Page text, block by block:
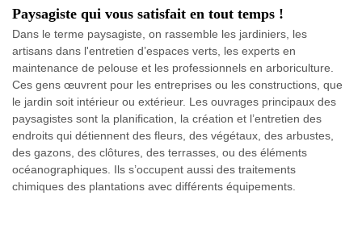
Paysagiste qui vous satisfait en tout temps !
Dans le terme paysagiste, on rassemble les jardiniers, les
artisans dans l'entretien d’espaces verts, les experts en
maintenance de pelouse et les professionnels en arboriculture.
Ces gens œuvrent pour les entreprises ou les constructions, que
le jardin soit intérieur ou extérieur. Les ouvrages principaux des
paysagistes sont la planification, la création et l’entretien des
endroits qui détiennent des fleurs, des végétaux, des arbustes,
des gazons, des clôtures, des terrasses, ou des éléments
océanographiques. Ils s’occupent aussi des traitements
chimiques des plantations avec différents équipements.